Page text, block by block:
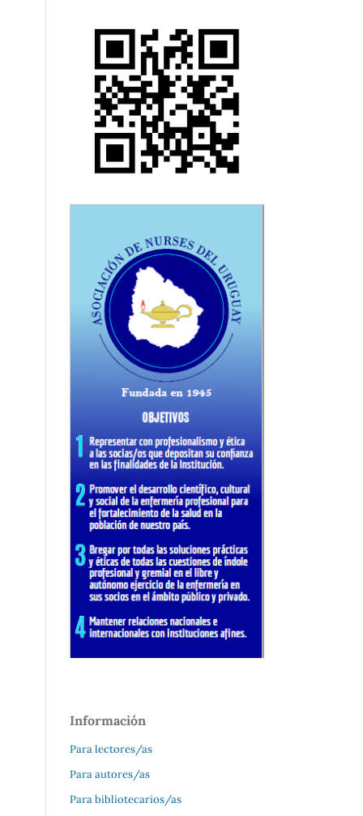
Información
Para lectores/as
Para autores/as
Para bibliotecarios/as